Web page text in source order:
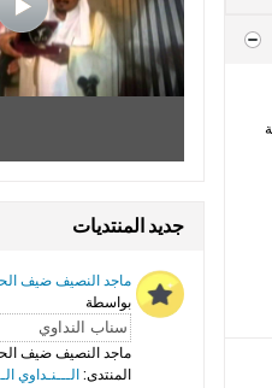
جديد المنتديات
بواسطة
المنتدى:الـــنـداوي